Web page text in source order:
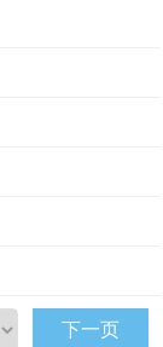
下一页